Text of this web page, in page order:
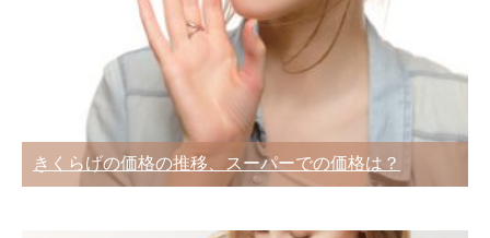
きくらげの価格の推移、スーパーでの価格は？